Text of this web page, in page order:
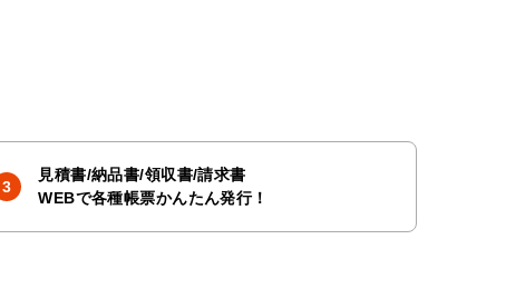
見積書/納品書/領収書/請求書
WEBで各種帳票かんたん発行！